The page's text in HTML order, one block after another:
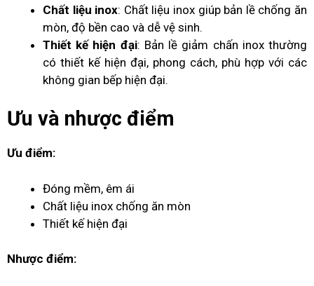
Chất liệu inox: Chất liệu inox giúp bản lề chống ăn
mòn, độ bền cao và dễ vệ sinh.
Thiết kế hiện đại: Bản lề giảm chấn inox thường
có thiết kế hiện đại, phong cách, phù hợp với các
không gian bếp hiện đại.
Ưu và nhược điểm
Ưu điểm:
Đóng mềm, êm ái
Chất liệu inox chống ăn mòn
Thiết kế hiện đại
Nhược điểm: